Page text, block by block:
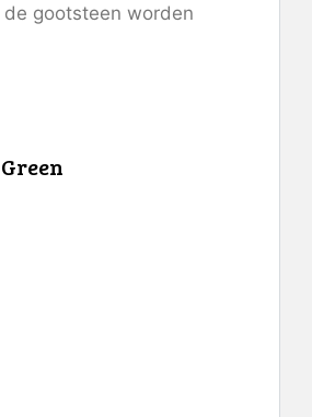
de gootsteen worden